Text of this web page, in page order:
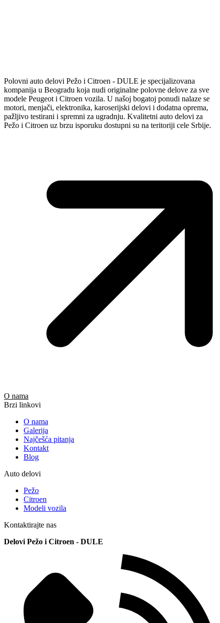
Polovni auto delovi Pežo i Citroen - DULE je specijalizovana
kompanija u Beogradu koja nudi originalne polovne delove za sve
modele Peugeot i Citroen vozila. U našoj bogatoj ponudi nalaze se
motori, menjači, elektronika, karoserijski delovi i dodatna oprema,
pažljivo testirani i spremni za ugradnju. Kvalitetni auto delovi za
Pežo i Citroen uz brzu isporuku dostupni su na teritoriji cele Srbije.
O nama
Brzi linkovi
O nama
Galerija
Najčešća pitanja
Kontakt
Blog
Auto delovi
Pežo
Citroen
Modeli vozila
Kontaktirajte nas
Delovi Pežo i Citroen - DULE